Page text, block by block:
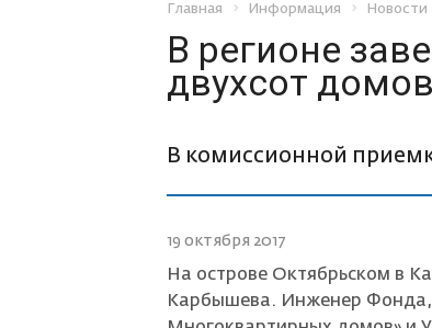
Отправить обращение
Рассрочка платежа
Главная Информация Новости
В регионе
двухсот
В комиссионной
19 октября 2017
На острове Октябрьском в
Карбышева. Инженер Фонда,